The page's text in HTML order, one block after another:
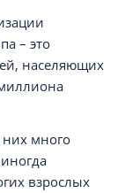
– это
населяющих
них много
взрослых